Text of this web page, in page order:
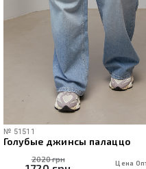
№ 51511
Голубые джинсы палаццо
2020 грн
Цена